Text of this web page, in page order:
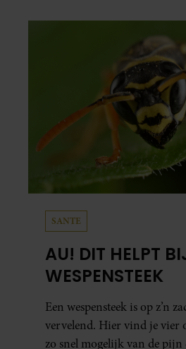
SANTE
AU! DIT HELPT
WESPENSTEEK
Een wespensteek is op z’n
vervelend. Hier vind je vier
zo snel mogelijk van de pijn